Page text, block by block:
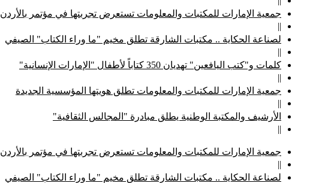
جمعية الإمارات للمكتبات والمعلومات تستعرض تجربتها في مؤتمر بالأردن
||
لصناعة الحكاية .. مكتبات الشارقة تطلق مخيم "ما وراء الكتاب" الصيفي
||
كلمات و"كتب اليافعين" تهديان 350 كتاباً لأطفال "الإمارات الإنسانية"
||
جمعية الإمارات للمكتبات والمعلومات تطلق هويتها المؤسسية الجديدة
||
الأرشيف والمكتبة الوطنية يطلق مبادرة "المجالس الثقافية"
||
جمعية الإمارات للمكتبات والمعلومات تستعرض تجربتها في مؤتمر بالأردن
||
لصناعة الحكاية .. مكتبات الشارقة تطلق مخيم "ما وراء الكتاب" الصيفي